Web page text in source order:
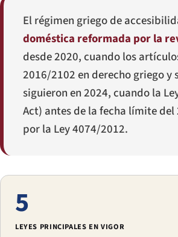
El régimen griego de
doméstica reformada por la
desde 2020, cuando los
2016/2102 en derecho griego
siguieron en 2024, cuando la
Act) antes de la fecha límite
por la Ley 4074/2012.
5
LEYES PRINCIPALES EN VIGOR